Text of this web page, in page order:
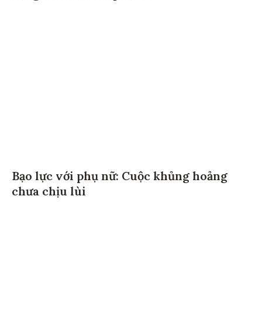
Bạo lực với phụ nữ: Cuộc khủng hoảng
chưa chịu lùi